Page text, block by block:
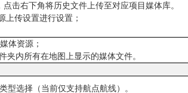
击右下角将历史文件上传至对应项目媒体库。
上传设置进行设置；
体资源；
内所有在地图上显示的媒体文件。
型选择（当前仅支持航点航线）。